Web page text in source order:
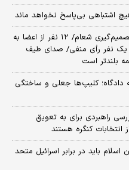
اشتباهی بی‌پاسخ نخواهد ماند
اظهارات جدید معاون پزشکیان درباره تصمیم‌گیری شعام/ ۱۲ نفر از اعضا به
یک نفر رأی منفی/ صدای طیف
بلندتر است
دادگاه؛ کلیپ‌ها جعلی و ساختگی
راهبردی برای به تعویق
کنگره هستند
باید در برابر اسرائیل متحد